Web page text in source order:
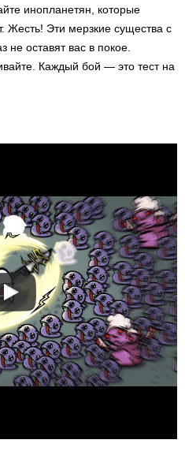
инопланетян, которые
Жесть! Эти мерзкие существа с
оставят вас в покое.
Каждый бой — это тест на